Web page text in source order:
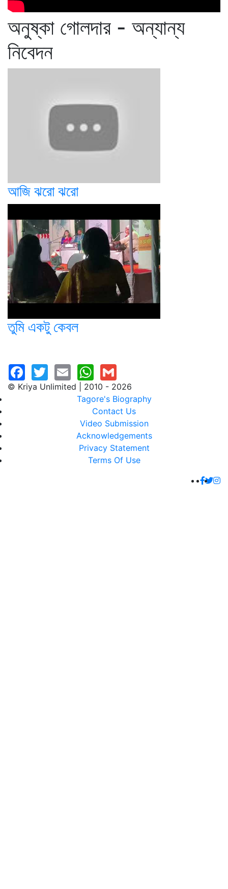
অনুষ্কা গোলদার - অন্যান্য
নিবেদন
আজি ঝরো ঝরো
তুমি একটু কেবল
© Kriya Unlimited | 2010 - 2026
Tagore's Biography
Contact Us
Video Submission
Acknowledgements
Privacy Statement
Terms Of Use